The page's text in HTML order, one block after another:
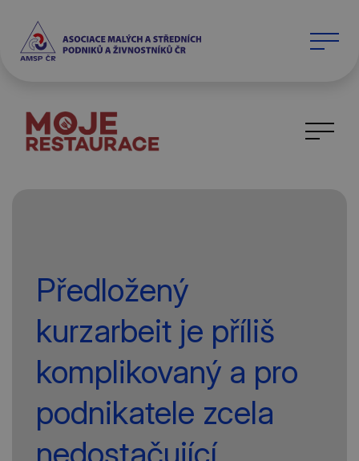
Předložený
kurzarbeit je příliš
komplikovaný a pro
podnikatele zcela
nedostačující